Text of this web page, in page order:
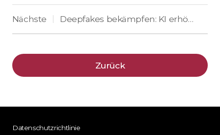
Nächste Deepfakes bekämpfen: KI erhöht Supremas Sicherheit
Zurück
Datenschutzrichtlinie